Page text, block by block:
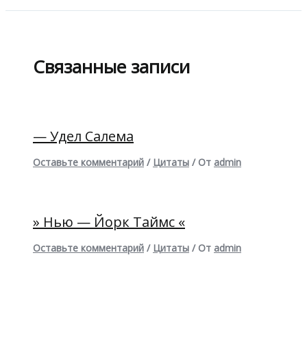
Связанные записи
— Удел Салема
Оставьте комментарий / Цитаты / От admin
» Нью — Йорк Таймс «
Оставьте комментарий / Цитаты / От admin